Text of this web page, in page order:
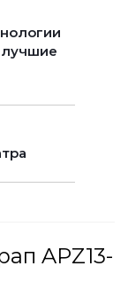
лучшие
APZ13-